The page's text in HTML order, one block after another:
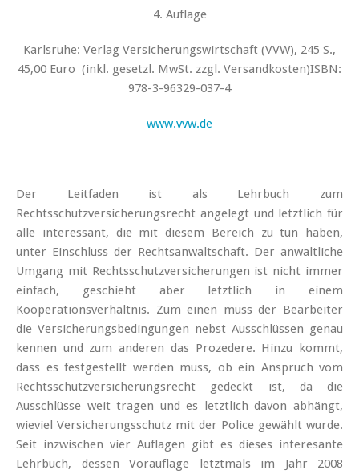
4. Auflage
Karlsruhe: Verlag Versicherungswirtschaft (VVW), 245 S.,
45,00 Euro (inkl. gesetzl. MwSt. zzgl. Versandkosten)ISBN:
978-3-96329-037-4
www.vvw.de
Der Leitfaden ist als Lehrbuch zum
Rechtsschutzversicherungsrecht angelegt und letztlich für
alle interessant, die mit diesem Bereich zu tun haben,
unter Einschluss der Rechtsanwaltschaft. Der anwaltliche
Umgang mit Rechtsschutzversicherungen ist nicht immer
einfach, geschieht aber letztlich in einem
Kooperationsverhältnis. Zum einen muss der Bearbeiter
die Versicherungsbedingungen nebst Ausschlüssen genau
kennen und zum anderen das Prozedere. Hinzu kommt,
dass es festgestellt werden muss, ob ein Anspruch vom
Rechtsschutzversicherungsrecht gedeckt ist, da die
Ausschlüsse weit tragen und es letztlich davon abhängt,
wieviel Versicherungsschutz mit der Police gewählt wurde.
Seit inzwischen vier Auflagen gibt es dieses interesante
Lehrbuch, dessen Vorauflage letztmals im Jahr 2008